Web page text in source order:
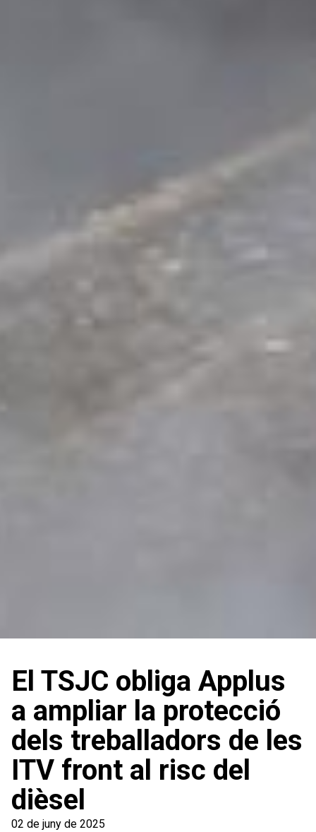
El TSJC obliga Applus
a ampliar la protecció
dels treballadors de les
ITV front al risc del
dièsel
02 de juny de 2025